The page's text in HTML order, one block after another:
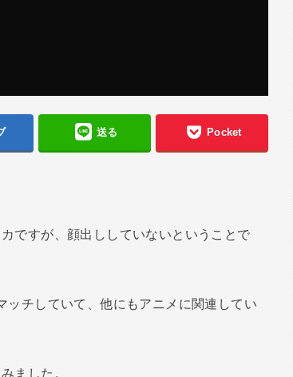
送る Pocket
ですが、顔出ししていないということで
チしていて、他にもアニメに関連してい
ました。